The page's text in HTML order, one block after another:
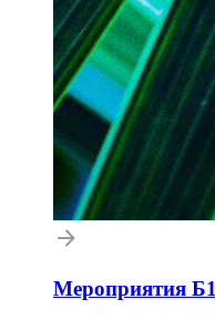
Мероприятия Б1